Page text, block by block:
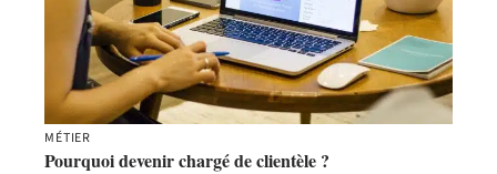
MÉTIER
Pourquoi devenir chargé de clientèle ?